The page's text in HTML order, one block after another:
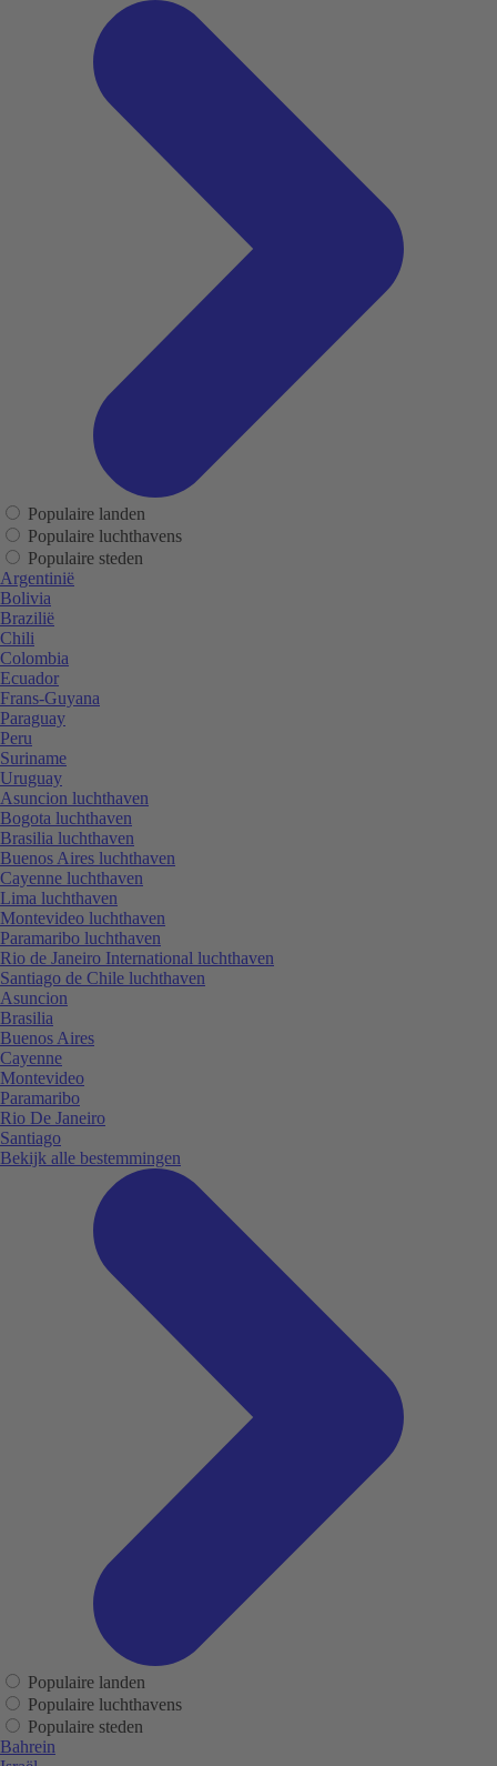
Populaire landen
Populaire luchthavens
Populaire steden
Argentinië
Bolivia
Brazilië
Chili
Colombia
Ecuador
Frans-Guyana
Paraguay
Peru
Suriname
Uruguay
Asuncion luchthaven
Bogota luchthaven
Brasilia luchthaven
Buenos Aires luchthaven
Cayenne luchthaven
Lima luchthaven
Montevideo luchthaven
Paramaribo luchthaven
Rio de Janeiro International luchthaven
Santiago de Chile luchthaven
Asuncion
Brasilia
Buenos Aires
Cayenne
Montevideo
Paramaribo
Rio De Janeiro
Santiago
Bekijk alle bestemmingen
Populaire landen
Populaire luchthavens
Populaire steden
Bahrein